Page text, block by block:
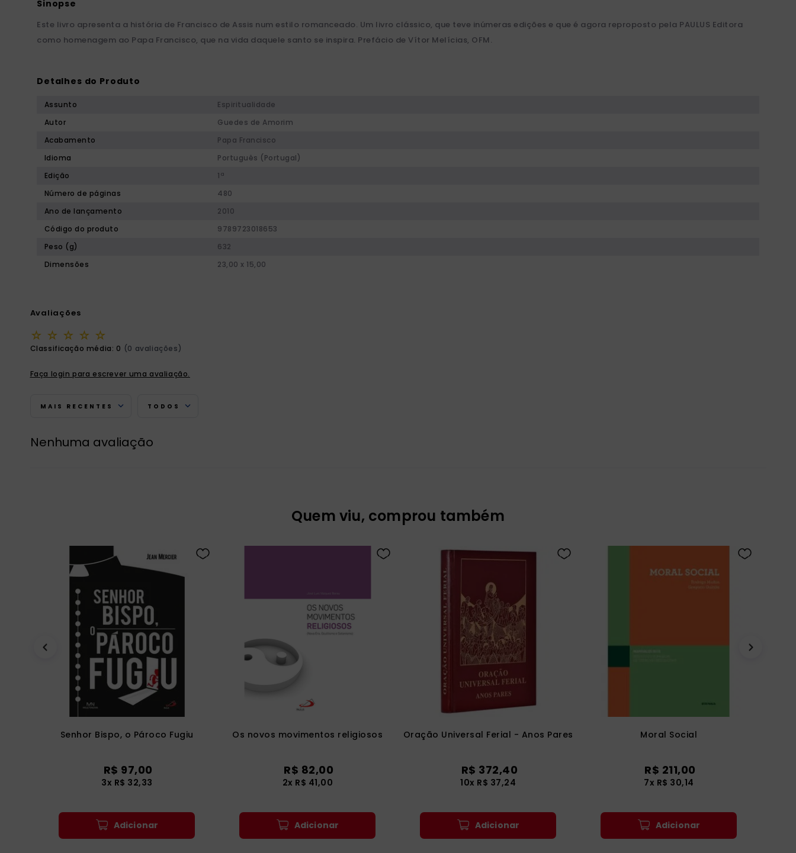
Este livro apresenta a história de Francisco de Assis num estilo romanceado. Um livro clássico, que teve inúmeras edições e que é agora reproposto pela PAULUS Editora
como homenagem ao Papa Francisco, que na vida daquele santo se inspira. Prefácio de Vítor Melícias, OFM.
Detalhes do Produto
Assunto
Espiritualidade
Autor
Guedes de Amorim
Acabamento
Papa Francisco
Idioma
Português (Portugal)
Edição
1ª
Número de páginas
480
Ano de lançamento
2010
Código do produto
9789723018653
Peso (g)
632
Dimensões
23,00 x 15,00
Avaliações
☆ ☆ ☆ ☆ ☆
Classificação média: 0 (0 avaliações)
Faça login para escrever uma avaliação.
MAIS RECENTES TODOS
Nenhuma avaliação
Quem viu, comprou também
Senhor Bispo, o Pároco Fugiu
R$ 97,00
3x R$ 32,33
Adicionar
Os novos movimentos religiosos
R$ 82,00
2x R$ 41,00
Adicionar
Oração Universal Ferial - Anos Pares
R$ 372,40
10x R$ 37,24
Adicionar
Moral Social
R$ 211,00
7x R$ 30,14
Adicionar